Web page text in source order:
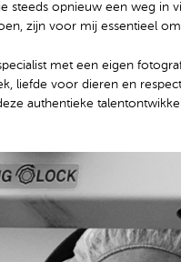
steeds opnieuw een weg in
zijn voor mij essentieel
met een eigen
liefde voor dieren en
authentieke